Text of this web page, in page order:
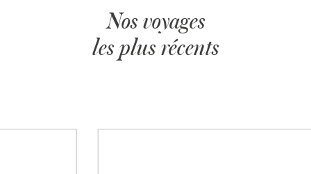
Nos voyages
les plus récents